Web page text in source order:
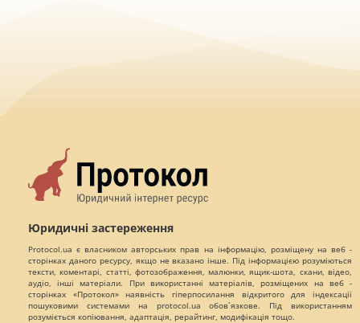
Юридичні застереження
Protocol.ua є власником авторських прав на інформацію, розміщену на веб -
сторінках даного ресурсу, якщо не вказано інше. Під інформацією розуміються
тексти, коментарі, статті, фотозображення, малюнки, ящик-шота, скани, відео,
аудіо, інші матеріали. При використанні матеріалів, розміщених на веб -
сторінках «Протокол» наявність гіперпосилання відкритого для індексації
пошуковими системами на protocol.ua обов`язкове. Під використанням
розуміється копіювання, адаптація, рерайтинг, модифікація тощо.